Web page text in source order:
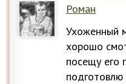
Роман
Ухоженный
хорошо
посещу его